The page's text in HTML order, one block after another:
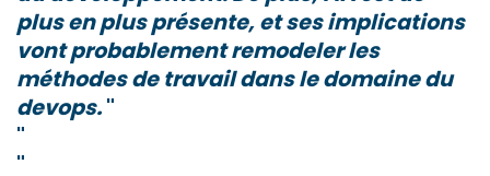
plus en plus présente, et ses implications
vont probablement remodeler les
méthodes de travail dans le domaine du
devops.